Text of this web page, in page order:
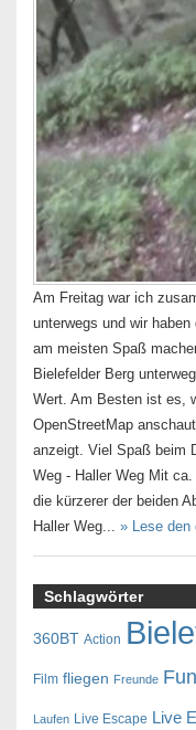
Am Freitag war ich
unterwegs und wir
am meisten Spaß
Bielefelder Berg
Wert. Am Besten ist es,
OpenStreetMap
anzeigt. Viel Spaß beim
Weg - Haller Weg Mit
die kürzerer der beiden
Haller Weg... » Lese den
Schlagwörter
360BT Action
Film fliegen Freunde
Laufen Live Escape Live